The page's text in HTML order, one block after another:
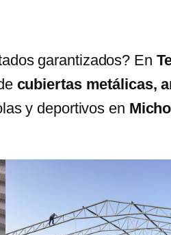
garantizados? En
cubiertas metálicas,
y deportivos en